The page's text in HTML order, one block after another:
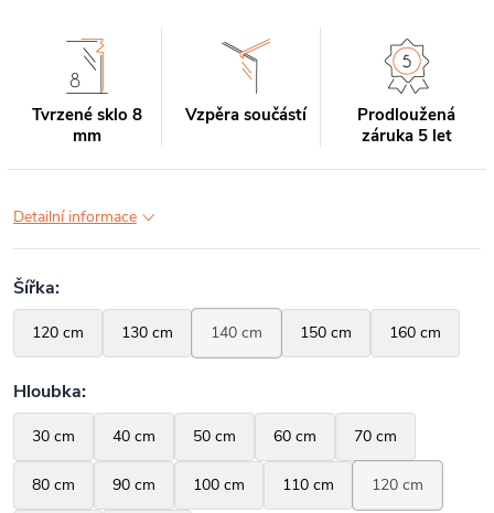
Tvrzené sklo 8
mm
Vzpěra součástí
Prodloužená
záruka 5 let
Detailní informace